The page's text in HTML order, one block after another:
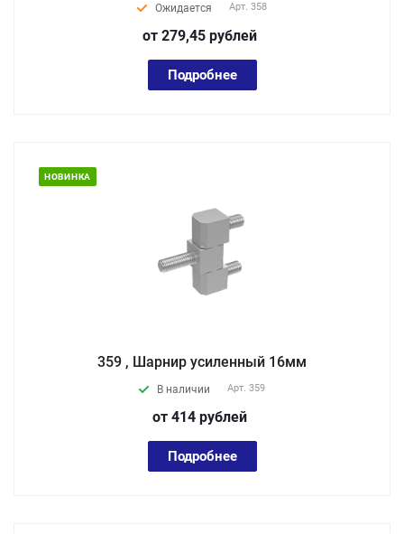
Ожидается Арт. 358
от 279,45 рублей
Подробнее
НОВИНКА
359 , Шарнир усиленный 16мм
В наличии Арт. 359
от 414 рублей
Подробнее